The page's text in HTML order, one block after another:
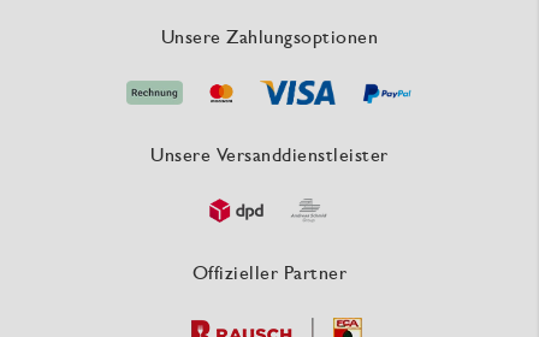
Unsere Zahlungsoptionen
Unsere Versanddienstleister
Offizieller Partner